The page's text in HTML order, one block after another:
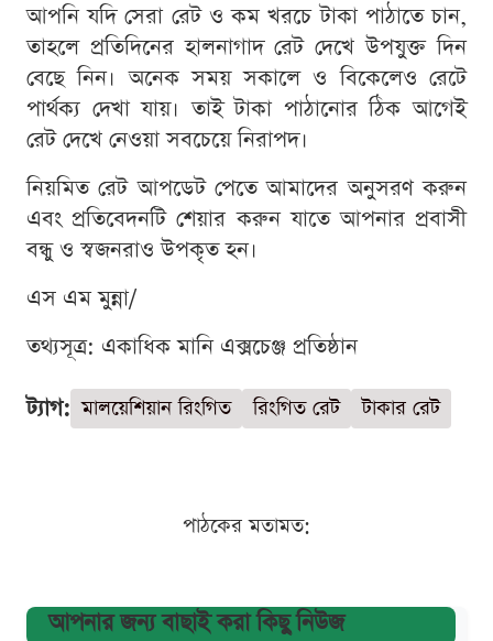
আপনি যদি সেরা রেট ও কম খরচে টাকা পাঠাতে চান,
তাহলে প্রতিদিনের হালনাগাদ রেট দেখে উপযুক্ত দিন
বেছে নিন। অনেক সময় সকালে ও বিকেলেও রেটে
পার্থক্য দেখা যায়। তাই টাকা পাঠানোর ঠিক আগেই
রেট দেখে নেওয়া সবচেয়ে নিরাপদ।
নিয়মিত রেট আপডেট পেতে আমাদের অনুসরণ করুন
এবং প্রতিবেদনটি শেয়ার করুন যাতে আপনার প্রবাসী
বন্ধু ও স্বজনরাও উপকৃত হন।
এস এম মুন্না/
তথ্যসূত্র: একাধিক মানি এক্সচেঞ্জ প্রতিষ্ঠান
ট্যাগ: মালয়েশিয়ান রিংগিত রিংগিত রেট টাকার রেট
পাঠকের মতামত:
আপনার জন্য বাছাই করা কিছু নিউজ